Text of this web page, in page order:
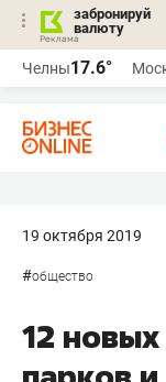
забронируй
валюту
Челны17.6°
19 октября 2019
#общество
12